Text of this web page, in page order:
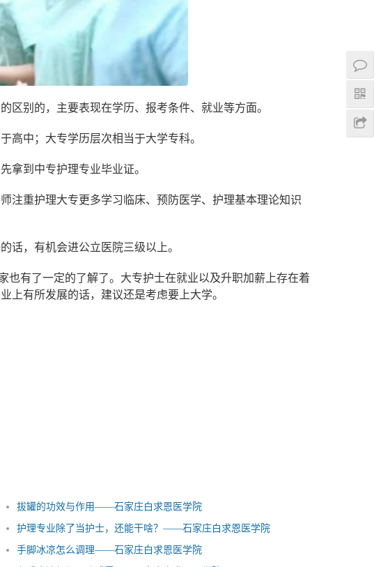
区别的，主要表现在学历、报考条件、就业等方面。
中；大专学历层次相当于大学专科。
到中专护理专业毕业证。
重护理大专更多学习临床、预防医学、护理基本理论知识
，有机会进公立医院三级以上。
有了一定的了解了。大专护士在就业以及升职加薪上存在着
上有所发展的话，建议还是考虑要上大学。
拔罐的功效与作用——石家庄白求恩医学院
护理专业除了当护士，还能干啥？——石家庄白求恩医学院
手脚冰凉怎么调理——石家庄白求恩医学院